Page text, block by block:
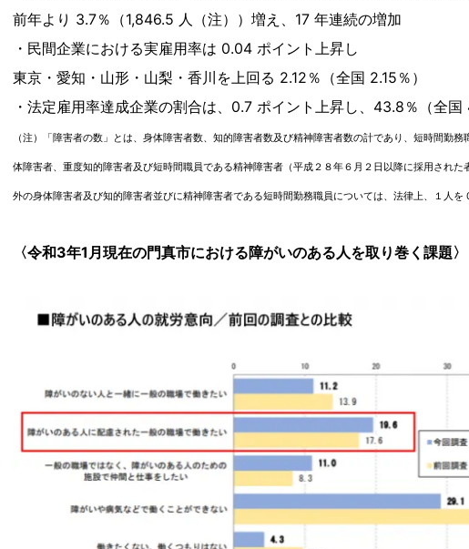
前年より 3.7％（1,846.5 人（注））増え、17 年連続の増加
・民間企業における実雇用率は 0.04 ポイント上昇し
東京・愛知・山形・山梨・香川を上回る 2.12％（全国 2.15％）
・法定雇用率達成企業の割合は、0.7 ポイント上昇し、43.8％（全国
（注）「障害者の数」とは、身体障害者数、知的障害者数及び精神障害者数の計であり、短時間
体障害者、重度知的障害者及び短時間職員である精神障害者（平成２８年６月２日以降に採用され
外の身体障害者及び知的障害者並びに精神障害者である短時間勤務職員については、法律上、１人を
〈令和3年1月現在の門真市における障がいのある人を取り巻く課題〉